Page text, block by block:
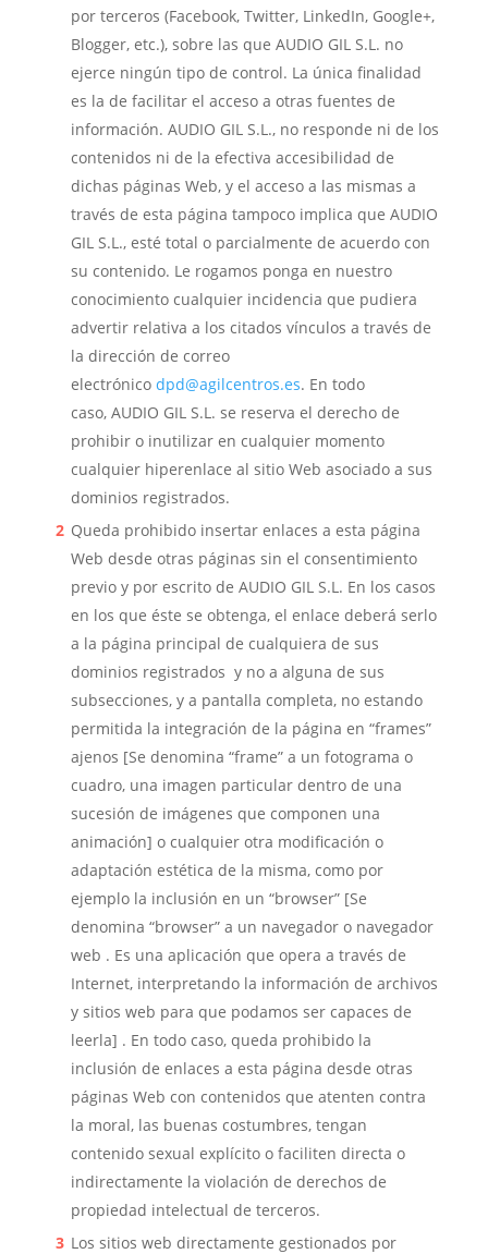
por terceros (Facebook, Twitter, LinkedIn, Google+,
Blogger, etc.), sobre las que AUDIO GIL S.L. no
ejerce ningún tipo de control. La única finalidad
es la de facilitar el acceso a otras fuentes de
información. AUDIO GIL S.L., no responde ni de los
contenidos ni de la efectiva accesibilidad de
dichas páginas Web, y el acceso a las mismas a
través de esta página tampoco implica que AUDIO
GIL S.L., esté total o parcialmente de acuerdo con
su contenido. Le rogamos ponga en nuestro
conocimiento cualquier incidencia que pudiera
advertir relativa a los citados vínculos a través de
la dirección de correo
electrónico dpd@agilcentros.es. En todo
caso, AUDIO GIL S.L. se reserva el derecho de
prohibir o inutilizar en cualquier momento
cualquier hiperenlace al sitio Web asociado a sus
dominios registrados.
Queda prohibido insertar enlaces a esta página
Web desde otras páginas sin el consentimiento
previo y por escrito de AUDIO GIL S.L. En los casos
en los que éste se obtenga, el enlace deberá serlo
a la página principal de cualquiera de sus
dominios registrados y no a alguna de sus
subsecciones, y a pantalla completa, no estando
permitida la integración de la página en “frames”
ajenos [Se denomina “frame” a un fotograma o
cuadro, una imagen particular dentro de una
sucesión de imágenes que componen una
animación] o cualquier otra modificación o
adaptación estética de la misma, como por
ejemplo la inclusión en un “browser” [Se
denomina “browser” a un navegador o navegador
web . Es una aplicación que opera a través de
Internet, interpretando la información de archivos
y sitios web para que podamos ser capaces de
leerla] . En todo caso, queda prohibido la
inclusión de enlaces a esta página desde otras
páginas Web con contenidos que atenten contra
la moral, las buenas costumbres, tengan
contenido sexual explícito o faciliten directa o
indirectamente la violación de derechos de
propiedad intelectual de terceros.
Los sitios web directamente gestionados por